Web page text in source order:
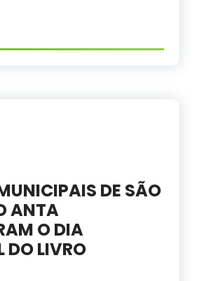
DE SÃO
ANTA
O DIA
DO LIVRO